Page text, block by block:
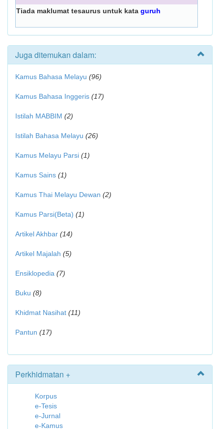
Tiada maklumat tesaurus untuk kata guruh
Juga ditemukan dalam:
Kamus Bahasa Melayu (96)
Kamus Bahasa Inggeris (17)
Istilah MABBIM (2)
Istilah Bahasa Melayu (26)
Kamus Melayu Parsi (1)
Kamus Sains (1)
Kamus Thai Melayu Dewan (2)
Kamus Parsi(Beta) (1)
Artikel Akhbar (14)
Artikel Majalah (5)
Ensiklopedia (7)
Buku (8)
Khidmat Nasihat (11)
Pantun (17)
Perkhidmatan +
Korpus
e-Tesis
e-Jurnal
e-Kamus